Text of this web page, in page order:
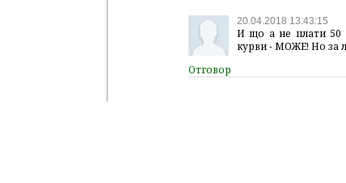
20.04.2018 13:43:15
И що а не плати 50
курви - МОЖЕ! Но за